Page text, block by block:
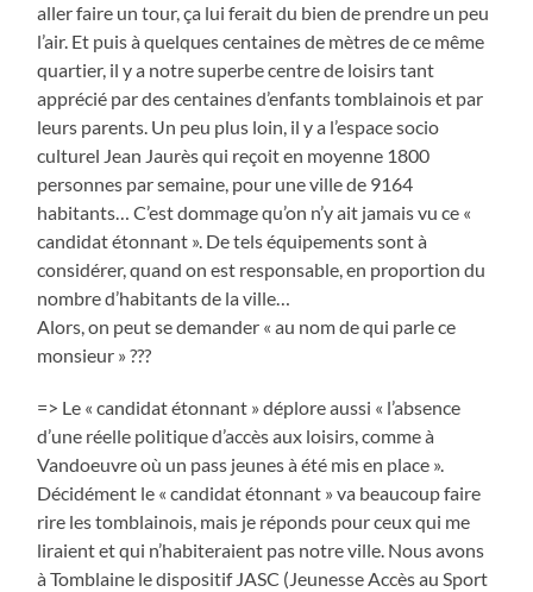
aller faire un tour, ça lui ferait du bien de prendre un peu
l’air. Et puis à quelques centaines de mètres de ce même
quartier, il y a notre superbe centre de loisirs tant
apprécié par des centaines d’enfants tomblainois et par
leurs parents. Un peu plus loin, il y a l’espace socio
culturel Jean Jaurès qui reçoit en moyenne 1800
personnes par semaine, pour une ville de 9164
habitants… C’est dommage qu’on n’y ait jamais vu ce «
candidat étonnant ». De tels équipements sont à
considérer, quand on est responsable, en proportion du
nombre d’habitants de la ville…
Alors, on peut se demander « au nom de qui parle ce
monsieur » ???
=> Le « candidat étonnant » déplore aussi « l’absence
d’une réelle politique d’accès aux loisirs, comme à
Vandoeuvre où un pass jeunes à été mis en place ».
Décidément le « candidat étonnant » va beaucoup faire
rire les tomblainois, mais je réponds pour ceux qui me
liraient et qui n’habiteraient pas notre ville. Nous avons
à Tomblaine le dispositif JASC (Jeunesse Accès au Sport